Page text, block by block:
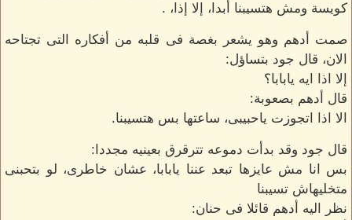
كويسة ومش هتسيبنا أبدا، إلا إذا، .
صمت أدهم وهو يشعر بغصة فى قلبه من أفكاره التى تجتاحه
الان، قال جود بتساؤل:
إلا اذا ايه يابابا؟
قال أدهم بصعوبة:
الا اذا اتجوزت ياحبيبى، ساعتها بس هتسيبنا.
قال جود وقد بدأت دموعه تترقرق بعينيه مجددا:
بس انا مش عايزها تبعد عننا يابابا، عشان خاطرى، لو بتحبنى
متخليهاش تسيبنا
نظر اليه أدهم قائلا فى حنان: